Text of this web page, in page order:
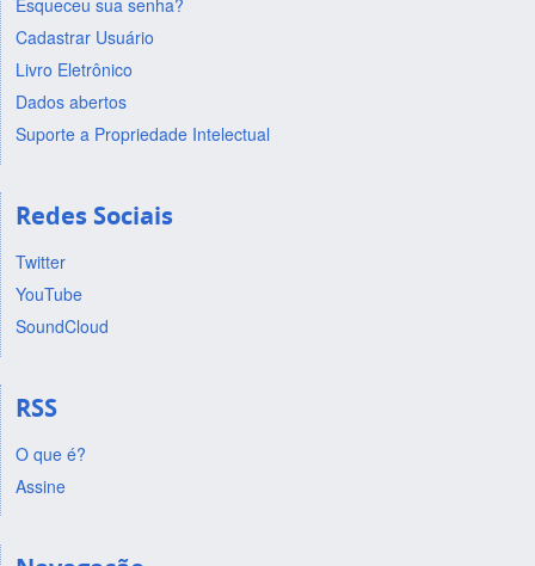
Esqueceu sua senha?
Cadastrar Usuário
Livro Eletrônico
Dados abertos
Suporte a Propriedade Intelectual
Redes Sociais
Twitter
YouTube
SoundCloud
RSS
O que é?
Assine